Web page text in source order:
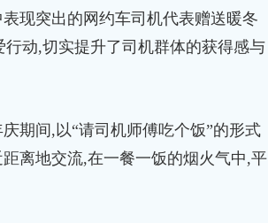
现突出的网约车司机代表赠送暖冬
动,切实提升了司机群体的获得感与
间,以“请司机师傅吃个饭”的形式
离地交流,在一餐一饭的烟火气中,平